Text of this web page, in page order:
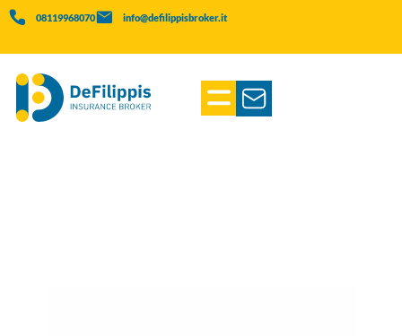
08119968070 info@defilippisbroker.it